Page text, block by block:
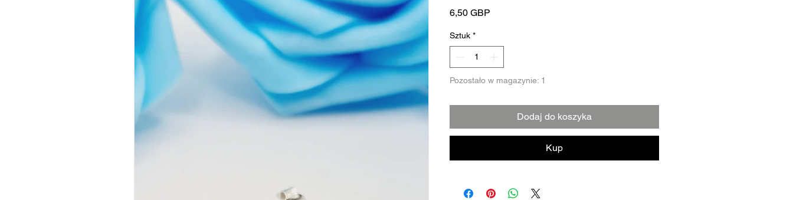
6,50 GBP
Sztuk *
Pozostało w magazynie: 1
Dodaj do koszyka
Kup